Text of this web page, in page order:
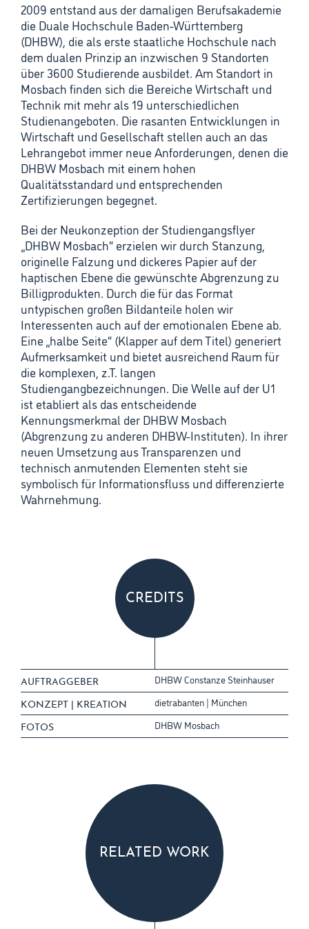
2009 entstand aus der damaligen Berufsakademie
die Duale Hochschule Baden-Württemberg
(DHBW), die als erste staatliche Hochschule nach
dem dualen Prinzip an inzwischen 9 Standorten
über 3600 Studierende ausbildet. Am Standort in
Mosbach finden sich die Bereiche Wirtschaft und
Technik mit mehr als 19 unterschiedlichen
Studienangeboten. Die rasanten Entwicklungen in
Wirtschaft und Gesellschaft stellen auch an das
Lehrangebot immer neue Anforderungen, denen die
DHBW Mosbach mit einem hohen
Qualitätsstandard und entsprechenden
Zertifizierungen begegnet.
Bei der Neukonzeption der Studiengangsflyer
„DHBW Mosbach“ erzielen wir durch Stanzung,
originelle Falzung und dickeres Papier auf der
haptischen Ebene die gewünschte Abgrenzung zu
Billigprodukten. Durch die für das Format
untypischen großen Bildanteile holen wir
Interessenten auch auf der emotionalen Ebene ab.
Eine „halbe Seite“ (Klapper auf dem Titel) generiert
Aufmerksamkeit und bietet ausreichend Raum für
die komplexen, z.T. langen
Studiengangbezeichnungen. Die Welle auf der U1
ist etabliert als das entscheidende
Kennungsmerkmal der DHBW Mosbach
(Abgrenzung zu anderen DHBW-Instituten). In ihrer
neuen Umsetzung aus Transparenzen und
technisch anmutenden Elementen steht sie
symbolisch für Informationsfluss und differenzierte
Wahrnehmung.
CREDITS
AUFTRAGGEBER DHBW Constanze Steinhauser
KONZEPT | KREATION dietrabanten | München
FOTOS DHBW Mosbach
RELATED WORK